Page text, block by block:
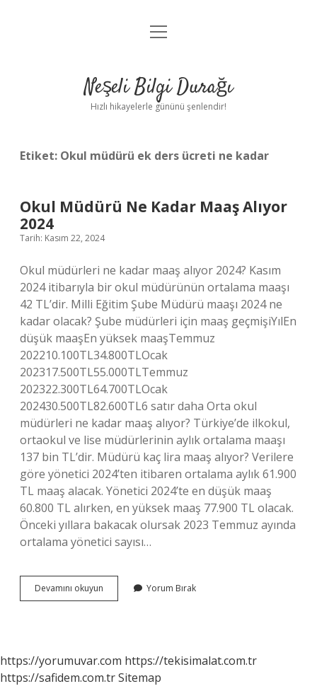
Anasayfa
Yasal Uyarı
menüyü
Neşeli Bilgi Durağı
Hızlı hikayelerle gününü şenlendir!
Etiket: Okul müdürü ek ders ücreti ne kadar
Okul Müdürü Ne Kadar Maaş Alıyor
2024
Tarih: Kasım 22, 2024
Okul müdürleri ne kadar maaş alıyor 2024? Kasım
2024 itibarıyla bir okul müdürünün ortalama maaşı
42 TL’dir. Milli Eğitim Şube Müdürü maaşı 2024 ne
kadar olacak? Şube müdürleri için maaş geçmişiYılEn
düşük maaşEn yüksek maaşTemmuz
202210.100TL34.800TLOcak
202317.500TL55.000TLTemmuz
202322.300TL64.700TLOcak
202430.500TL82.600TL6 satır daha Orta okul
müdürleri ne kadar maaş alıyor? Türkiye’de ilkokul,
ortaokul ve lise müdürlerinin aylık ortalama maaşı
137 bin TL’dir. Müdürü kaç lira maaş alıyor? Verilere
göre yönetici 2024’ten itibaren ortalama aylık 61.900
TL maaş alacak. Yönetici 2024’te en düşük maaş
60.800 TL alırken, en yüksek maaş 77.900 TL olacak.
Önceki yıllara bakacak olursak 2023 Temmuz ayında
ortalama yönetici sayısı…
Devamını okuyun
Müdürü
2024
Yorum Bırak
https://yorumuvar.com https://tekisimalat.com.tr
https://safidem.com.trSitemap